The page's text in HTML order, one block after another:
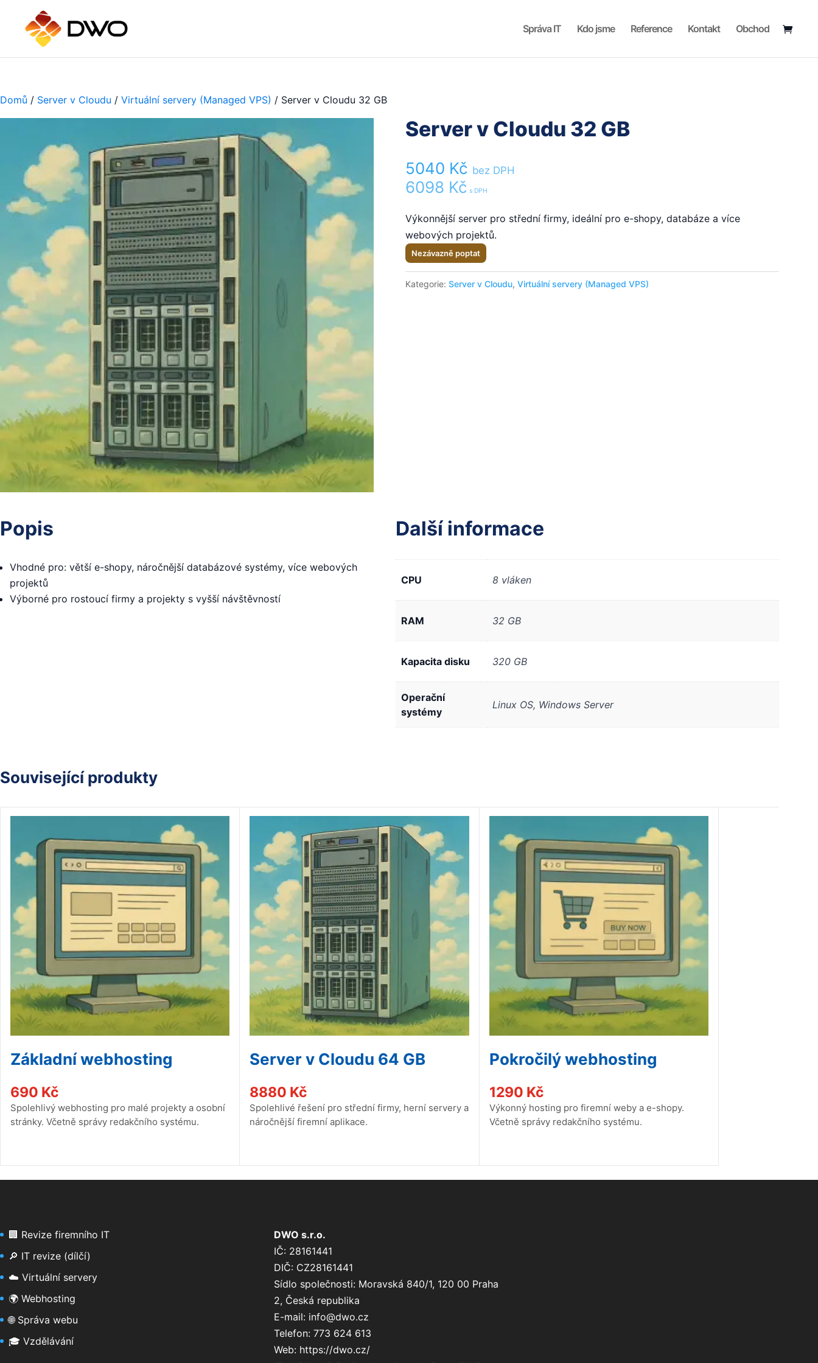
Správa IT Kdo jsme Reference Kontakt Obchod
Domů / Server v Cloudu / Virtuální servery (Managed VPS) / Server v Cloudu 32 GB
Server v Cloudu 32 GB
5040 Kč bez DPH
6098 Kč s DPH
Výkonnější server pro střední firmy, ideální pro e-shopy, databáze a více
webových projektů.
Nezávazně poptat
Kategorie: Server v Cloudu, Virtuální servery (Managed VPS)
Popis
Vhodné pro: větší e-shopy, náročnější databázové systémy, více webových
projektů
Výborné pro rostoucí firmy a projekty s vyšší návštěvností
Další informace
CPU 8 vláken
RAM 32 GB
Kapacita disku 320 GB
Operační
systémy
Linux OS, Windows Server
Související produkty
Základní webhosting
690 Kč
Spolehlivý webhosting pro malé projekty a osobní
stránky. Včetně správy redakčního systému.
Server v Cloudu 64 GB
8880 Kč
Spolehlivé řešení pro střední firmy, herní servery a
náročnější firemní aplikace.
Pokročilý webhosting
1290 Kč
Výkonný hosting pro firemní weby a e-shopy.
Včetně správy redakčního systému.
🏢 Revize firemního IT
🔎 IT revize (dílčí)
☁️ Virtuální servery
🌍 Webhosting
🌐 Správa webu
🎓 Vzdělávání
DWO s.r.o.
IČ: 28161441
DIČ: CZ28161441
Sídlo společnosti: Moravská 840/1, 120 00 Praha
2, Česká republika
E-mail: info@dwo.cz
Telefon:773 624 613
Web: https://dwo.cz/